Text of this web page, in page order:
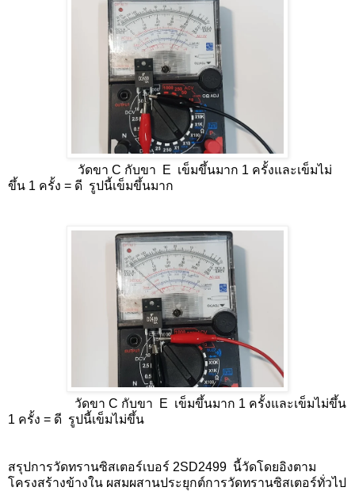
วัดขา C กับขา E เข็มขึ้นมาก 1 ครั้งและเข็มไม่
ขึ้น 1 ครั้ง = ดี รูปนี้เข็มขึ้นมาก
วัดขา C กับขา E เข็มขึ้นมาก 1 ครั้งและเข็มไม่ขึ้น
1 ครั้ง = ดี รูปนี้เข็มไม่ขึ้น
สรุปการวัดทรานซิสเตอร์เบอร์ 2SD2499 นี้วัดโดยอิงตาม
โครงสร้างข้างใน ผสมผสานประยุกต์การวัดทรานซิสเตอร์ทั่วไป